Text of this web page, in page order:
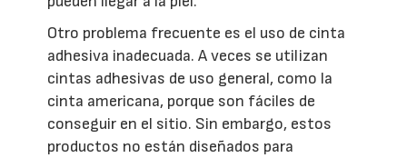
Otro problema frecuente es el uso de cinta
adhesiva inadecuada. A veces se utilizan
cintas adhesivas de uso general, como la
cinta americana, porque son fáciles de
conseguir en el sitio. Sin embargo, estos
productos no están diseñados para